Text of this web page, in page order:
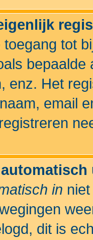
tot
enz. Het
email
in
dit is